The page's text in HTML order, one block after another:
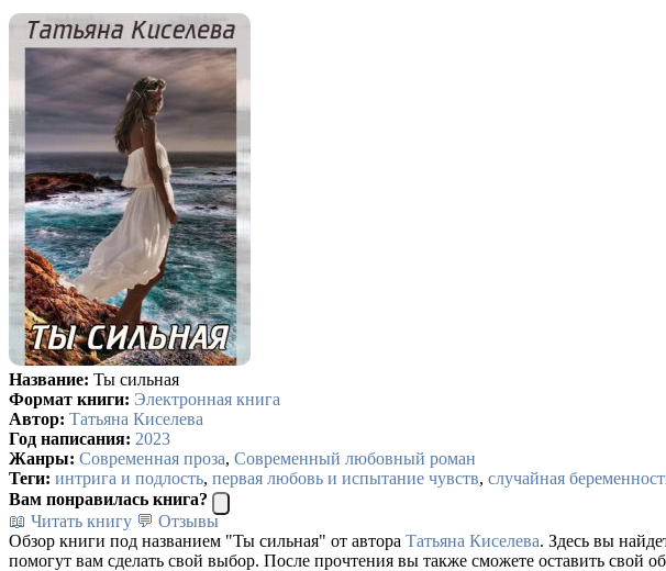
Название: Ты сильная
Формат книги: Электронная книга
Автор: Татьяна Киселева
Год написания: 2023
Жанры: Современная проза, Современный любовный роман
Теги: интрига и подлость, первая любовь и испытание чувств, случайная
Вам понравилась книга?
📖 Читать книгу 💬 Отзывы
Обзор книги под названием "Ты сильная" от автора Татьяна Киселева. Здесь вы
помогут вам сделать свой выбор. После прочтения вы также сможете оставить свой